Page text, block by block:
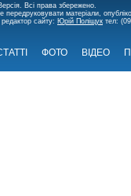
Всі права збережено.
передруковувати матеріали,
сайту: Юрій Поліщук тел:
ФОТО ВІДЕО